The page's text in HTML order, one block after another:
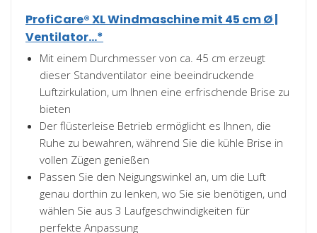
ProfiCare® XL Windmaschine mit 45 cm Ø |
Ventilator...*
Mit einem Durchmesser von ca. 45 cm erzeugt
dieser Standventilator eine beeindruckende
Luftzirkulation, um Ihnen eine erfrischende Brise zu
bieten
Der flüsterleise Betrieb ermöglicht es Ihnen, die
Ruhe zu bewahren, während Sie die kühle Brise in
vollen Zügen genießen
Passen Sie den Neigungswinkel an, um die Luft
genau dorthin zu lenken, wo Sie sie benötigen, und
wählen Sie aus 3 Laufgeschwindigkeiten für
perfekte Anpassung